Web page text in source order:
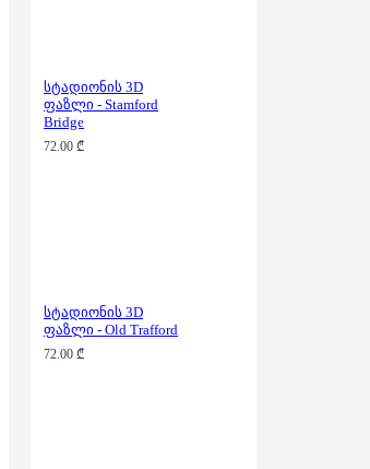
სტადიონის 3D
ფაზლი - Stamford
Bridge
72.00 ₾
სტადიონის 3D
ფაზლი - Old Trafford
72.00 ₾